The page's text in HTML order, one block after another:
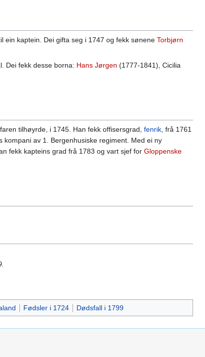
ein kaptein. Dei gifta seg i 1747 og fekk sønene Torbjørn
Dei fekk desse borna: Hans Jørgen (1777-1841), Cicilia
tilhøyrde, i 1745. Han fekk offisersgrad, fenrik , frå 1761
av 1. Bergenhusiske regiment. Med ei ny
fekk kapteins grad frå 1783 og vart sjef for Gloppenske
Fødsler i 1724 Dødsfall i 1799